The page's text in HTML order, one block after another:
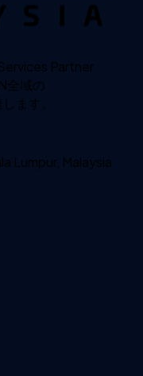
Partner
全域の
ます。
Lumpur, Malaysia